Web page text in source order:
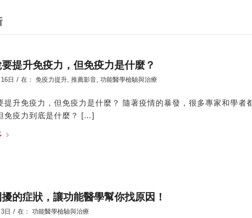
提升免疫力，但免疫力是什麼？
日 / 在： 免疫力提升, 推薦影音, 功能醫學檢驗與治療
提升免疫力，但免疫力是什麼？ 隨著疫情的暴發，很多專家和學者
免疫力到底是什麼？ […]
的症狀，讓功能醫學幫你找原因！
日 / 在： 功能醫學檢驗與治療